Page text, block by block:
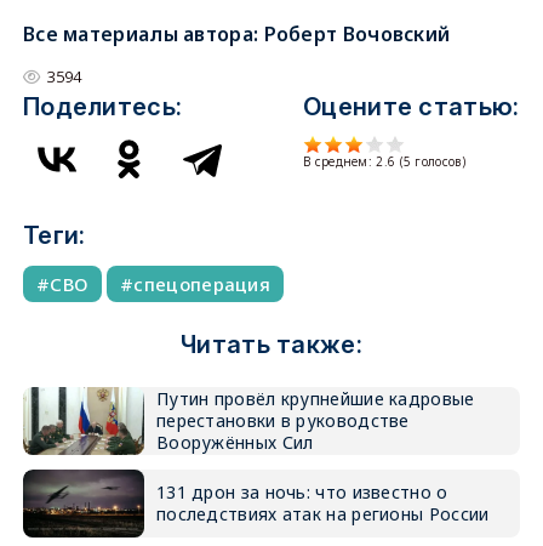
Все материалы автора: Роберт Вочовский
3594
Поделитесь: Оцените статью:
В среднем:2.6 (5 голосов)
Теги:
СВО спецоперация
Читать также:
Путин провёл крупнейшие кадровые
перестановки в руководстве
Вооружённых Сил
131 дрон за ночь: что известно о
последствиях атак на регионы России